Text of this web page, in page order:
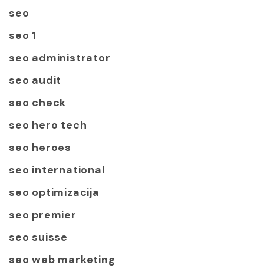
seo
seo 1
seo administrator
seo audit
seo check
seo hero tech
seo heroes
seo international
seo optimizacija
seo premier
seo suisse
seo web marketing